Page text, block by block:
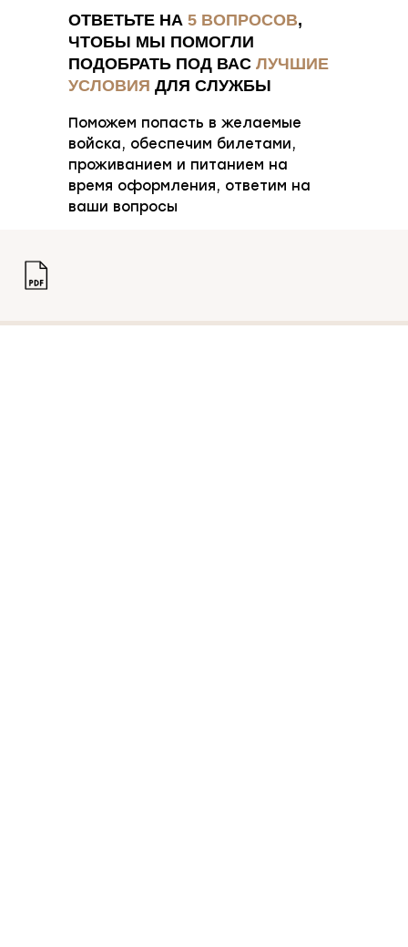
ОТВЕТЬТЕ НА 5 ВОПРОСОВ,
ЧТОБЫ МЫ ПОМОГЛИ
ПОДОБРАТЬ ПОД ВАС ЛУЧШИЕ
УСЛОВИЯ ДЛЯ СЛУЖБЫ
Поможем попасть в желаемые
войска, обеспечим билетами,
проживанием и питанием на
время оформления, ответим на
ваши вопросы